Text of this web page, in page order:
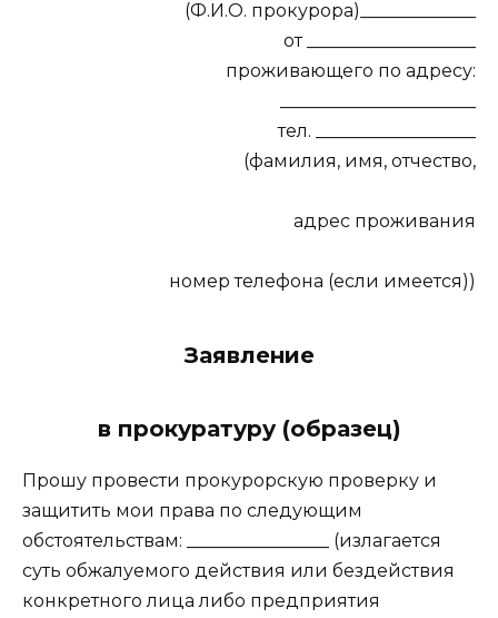
(Ф.И.О. прокурора)_____________
от ___________________
проживающего по адресу:
тел. __________________
(фамилия, имя, отчество,
адрес проживания
номер телефона (если имеется))
Заявление
в прокуратуру (образец)
Прошу провести прокурорскую проверку и
защитить мои права по следующим
обстоятельствам: ________________ (излагается
суть обжалуемого действия или бездействия
конкретного лица либо предприятия